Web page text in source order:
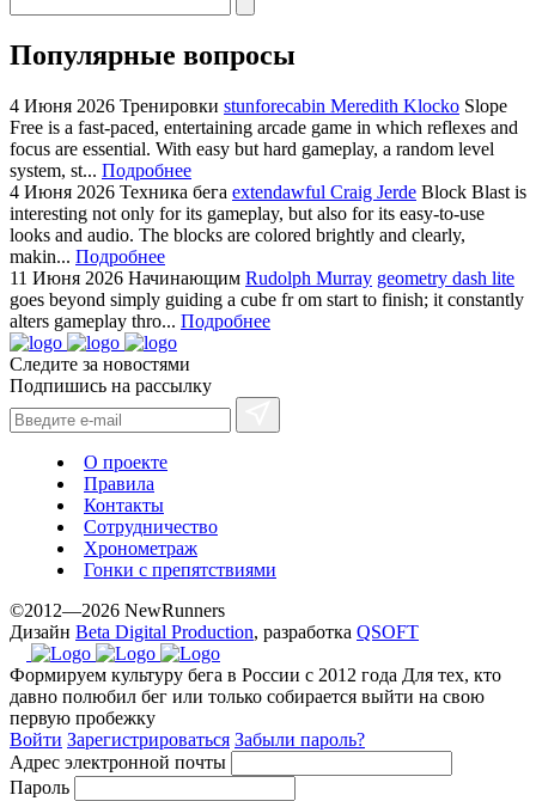
Популярные вопросы
4 Июня 2026 Тренировки stunforecabin Meredith Klocko Slope
Free is a fast-paced, entertaining arcade game in which reflexes and
focus are essential. With easy but hard gameplay, a random level
system, st... Подробнее
4 Июня 2026 Техника бега extendawful Craig Jerde Block Blast is
interesting not only for its gameplay, but also for its easy-to-use
looks and audio. The blocks are colored brightly and clearly,
makin... Подробнее
11 Июня 2026 Начинающим Rudolph Murray geometry dash lite
goes beyond simply guiding a cube fr om start to finish; it constantly
alters gameplay thro... Подробнее
Следите за новостями
Подпишись на рассылку
О проекте
Правила
Контакты
Сотрудничество
Хронометраж
Гонки с препятствиями
©2012—2026 NewRunners
Дизайн Beta Digital Production, разработка QSOFT
Формируем культуру бега в России с 2012 года Для тех, кто
давно полюбил бег или только собирается выйти на свою
первую пробежку
Войти Зарегистрироваться Забыли пароль?
Адрес электронной почты
Пароль